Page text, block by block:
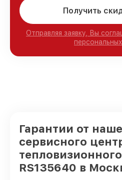
Получить
Отправляя заявку, Вы
Гарантии от
сервисного
RS135640 в